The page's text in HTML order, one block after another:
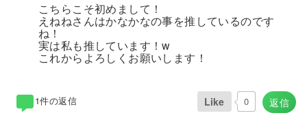
こちらこそ初めまして！
えねねさんはかなかなの事を推しているのです
ね！
実は私も推しています！w
これからよろしくお願いします！
返信
Like 0
1件の返信